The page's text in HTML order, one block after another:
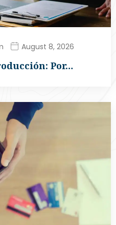
August 8, 2026
Por…